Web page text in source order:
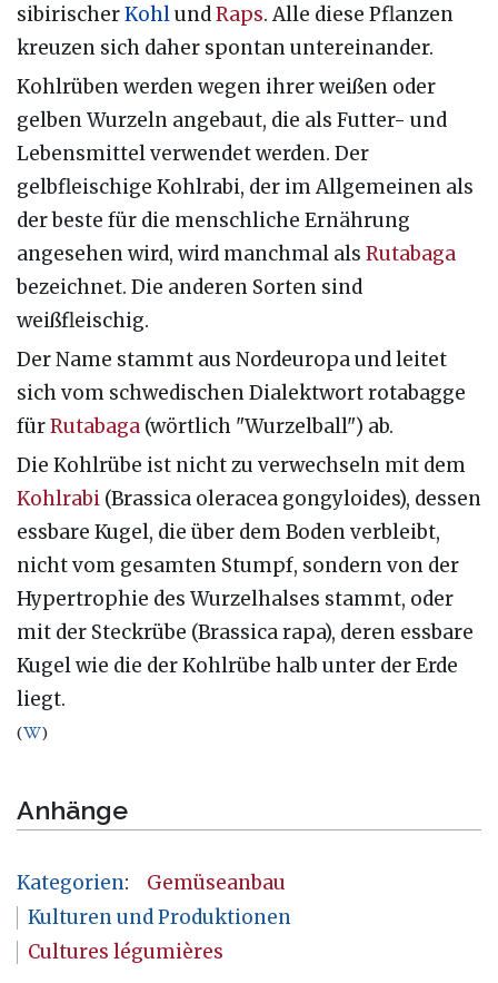
sibirischerKohlundRaps. Alle diese Pflanzen
kreuzen sich daher spontan untereinander.
Kohlrüben werden wegen ihrer weißen oder
gelben Wurzeln angebaut, die als Futter- und
Lebensmittel verwendet werden. Der
gelbfleischige Kohlrabi, der im Allgemeinen als
der beste für die menschliche Ernährung
angesehen wird, wird manchmal als Rutabaga
bezeichnet. Die anderen Sorten sind
weißfleischig.
Der Name stammt aus Nordeuropa und leitet
sich vom schwedischen Dialektwort rotabagge
fürRutabaga (wörtlich "Wurzelball") ab.
Die Kohlrübe ist nicht zu verwechseln mit dem
Kohlrabi (Brassica oleracea gongyloides), dessen
essbare Kugel, die über dem Boden verbleibt,
nicht vom gesamten Stumpf, sondern von der
Hypertrophie des Wurzelhalses stammt, oder
mit der Steckrübe (Brassica rapa), deren essbare
Kugel wie die der Kohlrübe halb unter der Erde
liegt.
( )
Anhänge
Kategorien:
Gemüseanbau
Kulturen und Produktionen
Cultures légumières